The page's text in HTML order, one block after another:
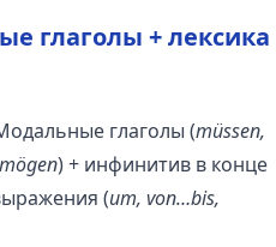
глаголы + лексика
глаголы (müssen,
) + инфинитив в конце
(um, von…bis,